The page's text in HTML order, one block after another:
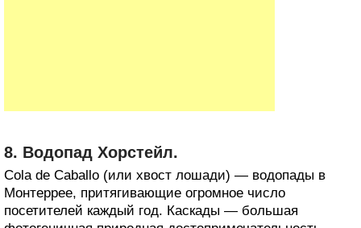
8. Водопад Хорстейл.
Cola de Caballo (или хвост лошади) — водопады в
Монтеррее, притягивающие огромное число
посетителей каждый год. Каскады — большая